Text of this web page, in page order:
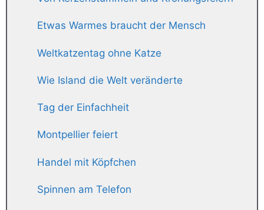
Etwas Warmes braucht der Mensch
Weltkatzentag ohne Katze
Wie Island die Welt veränderte
Tag der Einfachheit
Montpellier feiert
Handel mit Köpfchen
Spinnen am Telefon